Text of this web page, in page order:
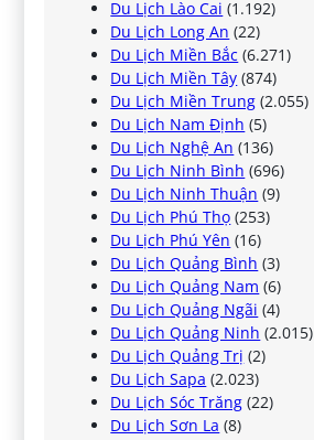
Du Lịch Lào Cai (1.192)
Du Lịch Long An (22)
Du Lịch Miền Bắc (6.271)
Du Lịch Miền Tây (874)
Du Lịch Miền Trung (2.055)
Du Lịch Nam Định (5)
Du Lịch Nghệ An (136)
Du Lịch Ninh Bình (696)
Du Lịch Ninh Thuận (9)
Du Lịch Phú Thọ (253)
Du Lịch Phú Yên (16)
Du Lịch Quảng Bình (3)
Du Lịch Quảng Nam (6)
Du Lịch Quảng Ngãi (4)
Du Lịch Quảng Ninh (2.015)
Du Lịch Quảng Trị (2)
Du Lịch Sapa (2.023)
Du Lịch Sóc Trăng (22)
Du Lịch Sơn La (8)